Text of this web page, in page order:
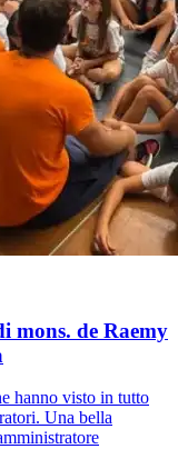
mons. de Raemy
hanno visto in tutto
Una bella